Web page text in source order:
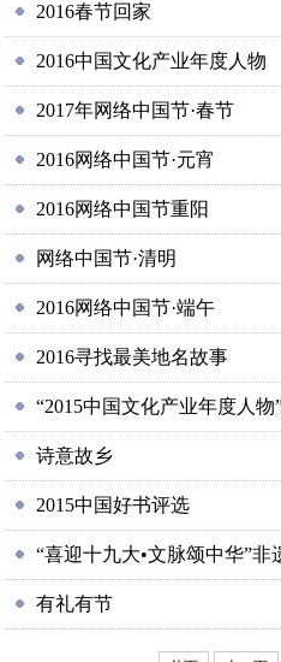
2016春节回家
2016中国文化产业年度人物
2017年网络中国节·春节
2016网络中国节·元宵
2016网络中国节重阳
网络中国节·清明
2016网络中国节·端午
2016寻找最美地名故事
“2015中国文化产业年度人物
诗意故乡
2015中国好书评选
“喜迎十九大•文脉颂中华”非
有礼有节